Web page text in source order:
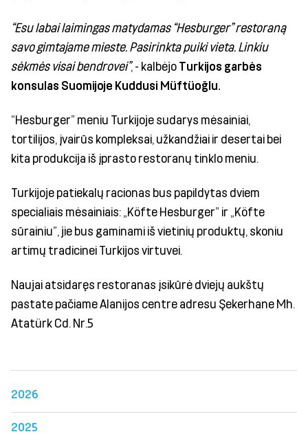
“Esu labai laimingas matydamas “Hesburger” restoraną
savo gimtajame mieste. Pasirinkta puiki vieta. Linkiu
sėkmės visai bendrovei”, - kalbėjoTurkijos garbės
konsulas Suomijoje Kuddusi Müftüoğlu.
“Hesburger” meniu Turkijoje sudarys mėsainiai,
tortilijos, įvairūs kompleksai, užkandžiai ir desertai bei
kita produkcija iš įprasto restoranų tinklo meniu.
Turkijoje patiekalų racionas bus papildytas dviem
specialiais mėsainiais: „Köfte Hesburger” ir „Köfte
sūrainiu”, jie bus gaminami iš vietinių produktų, skoniu
artimų tradicinei Turkijos virtuvei.
Naujai atsidaręs restoranas įsikūrė dviejų aukštų
pastate pačiame Alanijos centre adresu Şekerhane Mh.
Atatürk Cd. Nr.5
2026
2025